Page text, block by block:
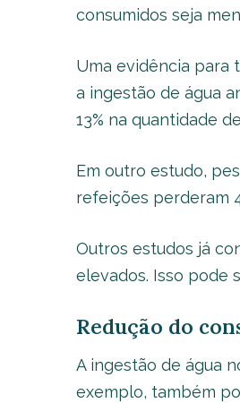
consumidos seja
Uma evidência para
a ingestão de água
13% na quantidade
Em outro estudo,
refeições perderam
Outros estudos já
elevados. Isso pode
Redução do
A ingestão de água
exemplo, também